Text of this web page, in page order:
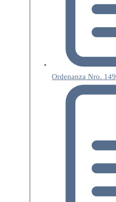
Ordenanza Nro. 149